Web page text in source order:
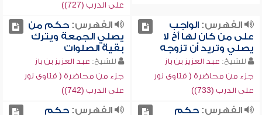
على الدرب (727))
الفهرس:الواجب
على من كان لها أخ لا
يصلي وتريد أن تزوجه
للشيخ: عبد العزيز بن باز
جزء من محاضرة ( فتاوى نور
على الدرب (733))
الفهرس:حكم من
يصلي الجمعة ويترك
بقية الصلوات
للشيخ: عبد العزيز بن باز
جزء من محاضرة ( فتاوى نور
على الدرب (742))
الفهرس:حكم
الفهرس:حكم